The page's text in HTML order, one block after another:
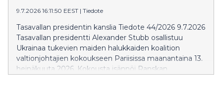
Élyséepalatset med anledning av franska
nationaldagen. Tisdagen den 14 juli är Frankrikes
nationaldag och då följer president Stubb och fru
Innes-Stubb den traditionella militärparaden på
Champs-Élysées.
9.7.2026 16:11:50 EEST | Tiedote
Tasavallan presidentin kanslia Tiedote 44/2026 9.7.2026
Tasavallan presidentti Alexander Stubb osallistuu
Ukrainaa tukevien maiden halukkaiden koalition
valtionjohtajien kokoukseen Pariisissa maanantaina 13.
heinäkuuta 2026. Kokousta isännöi Ranskan